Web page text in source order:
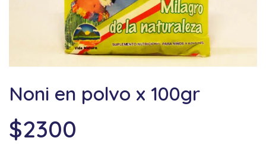
Noni en polvo x 100gr
$2300